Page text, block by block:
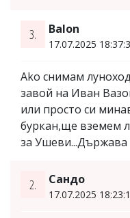
3. Balon
17.07.2025
Ako снимам
завой на Иван
или просто си
буркан,ще вземем
за Ушеви...Държава
2. Сандо
17.07.2025